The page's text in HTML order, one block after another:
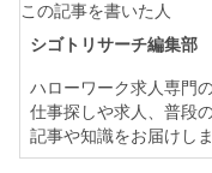
この記事を書いた人
シゴトリサーチ編集部
ハローワーク求人専門
仕事探しや求人、普段
記事や知識をお届けしま